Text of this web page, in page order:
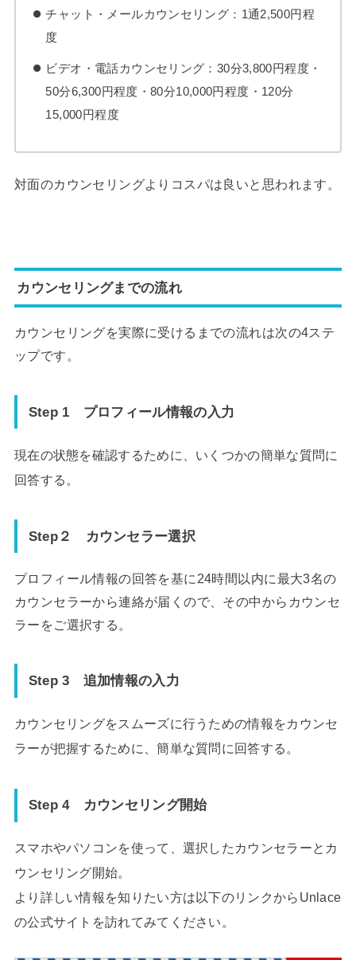
チャット・メールカウンセリング：1通2,500円程
度
ビデオ・電話カウンセリング：30分3,800円程度・
50分6,300円程度・80分10,000円程度・120分
15,000円程度
対面のカウンセリングよりコスパは良いと思われます。
カウンセリングまでの流れ
カウンセリングを実際に受けるまでの流れは次の4ステ
ップです。
Step 1 プロフィール情報の入力
現在の状態を確認するために、いくつかの簡単な質問に
回答する。
Step２ カウンセラー選択
プロフィール情報の回答を基に24時間以内に最大3名の
カウンセラーから連絡が届くので、その中からカウンセ
ラーをご選択する。
Step 3 追加情報の入力
カウンセリングをスムーズに行うための情報をカウンセ
ラーが把握するために、簡単な質問に回答する。
Step 4 カウンセリング開始
スマホやパソコンを使って、選択したカウンセラーとカ
ウンセリング開始。
より詳しい情報を知りたい方は以下のリンクからUnlace
の公式サイトを訪れてみてください。